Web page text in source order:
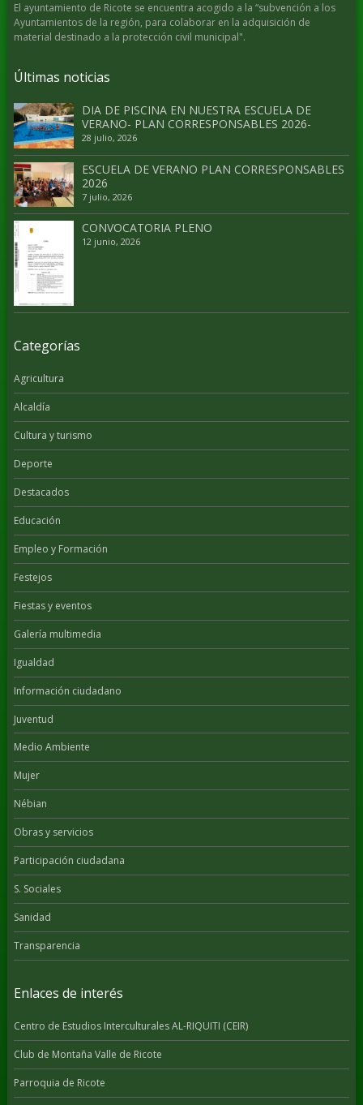
El ayuntamiento de Ricote se encuentra acogido a la “subvención a los
Ayuntamientos de la región, para colaborar en la adquisición de
material destinado a la protección civil municipal".
Últimas noticias
DIA DE PISCINA EN NUESTRA ESCUELA DE
VERANO- PLAN CORRESPONSABLES 2026-
28 julio, 2026
ESCUELA DE VERANO PLAN CORRESPONSABLES
2026
7 julio, 2026
CONVOCATORIA PLENO
12 junio, 2026
Categorías
Agricultura
Alcaldía
Cultura y turismo
Deporte
Destacados
Educación
Empleo y Formación
Festejos
Fiestas y eventos
Galería multimedia
Igualdad
Información ciudadano
Juventud
Medio Ambiente
Mujer
Nébian
Obras y servicios
Participación ciudadana
S. Sociales
Sanidad
Transparencia
Enlaces de interés
Centro de Estudios Interculturales AL-RIQUITI (CEIR)
Club de Montaña Valle de Ricote
Parroquia de Ricote